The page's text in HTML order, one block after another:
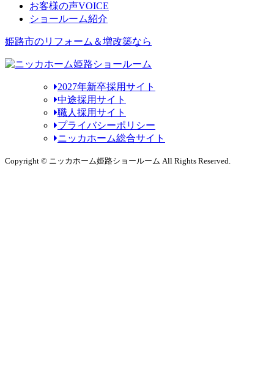
お客様の声VOICE
ショールーム紹介
姫路市のリフォーム＆増改築なら
2027年新卒採用サイト
中途採用サイト
職人採用サイト
プライバシーポリシー
ニッカホーム総合サイト
Copyright © ニッカホーム姫路ショールーム All Rights Reserved.